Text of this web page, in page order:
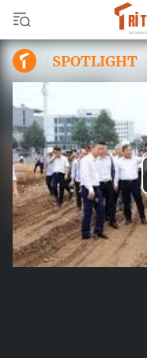
SPOTLIGHT